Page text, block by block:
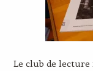
Le club de